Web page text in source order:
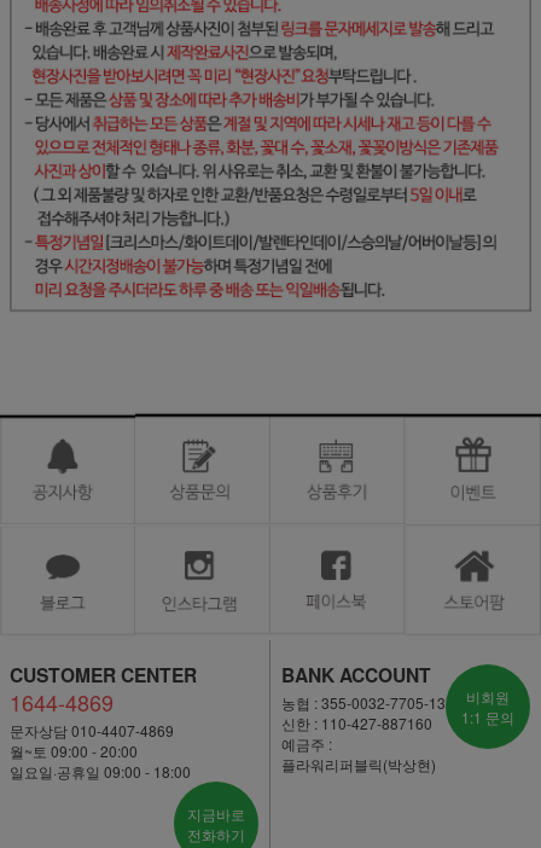
CUSTOMER CENTER
1644-4869
문자상담 010-4407-4869
월~토 09:00 - 20:00
일요일·공휴일 09:00 - 18:00
지금바로
전화하기
BANK ACCOUNT
농협 : 355-0032-7705-13
신한 : 110-427-887160
예금주 :
플라워리퍼블릭(박상현)
비회원
1:1 문의